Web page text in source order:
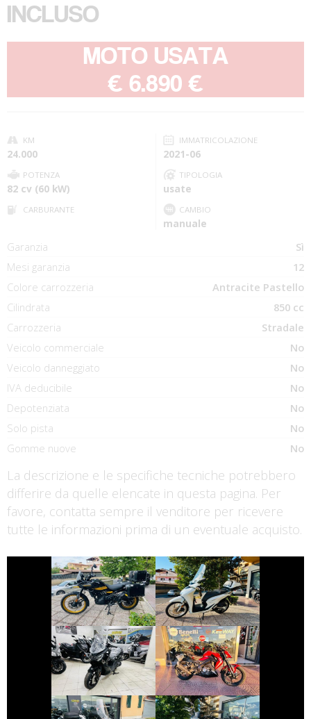
INCLUSO
MOTO USATA
€ 6.890 €
KM
24.000
IMMATRICOLAZIONE
2021-06
POTENZA
82 cv (60 kW)
TIPOLOGIA
usate
CARBURANTE CAMBIO
manuale
Garanzia
Sì
Mesi garanzia
12
Colore carrozzeria
Antracite Pastello
Cilindrata
850 cc
Carrozzeria
Stradale
Veicolo commerciale
No
Veicolo danneggiato
No
IVA deducibile
No
Depotenziata
No
Solo pista
No
Gomme nuove
No
La descrizione e le specifiche tecniche potrebbero
differire da quelle elencate in questa pagina. Per
favore, contatta sempre il venditore per ricevere
tutte le informazioni prima di un eventuale acquisto.
ROYAL-ENFIELD
HIMALAYAN
HONDA SH
SYM JOYRIDE
€ 4.290 €
KEEWAY RKF
€ 2.800 €
€ 1.999 € € 2.990 €